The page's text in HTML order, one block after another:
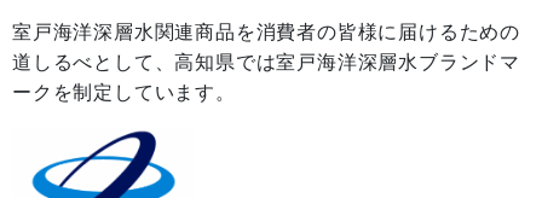
室戸海洋深層水関連商品を消費者の皆様に届けるための
道しるべとして、高知県では室戸海洋深層水ブランドマ
ークを制定しています。